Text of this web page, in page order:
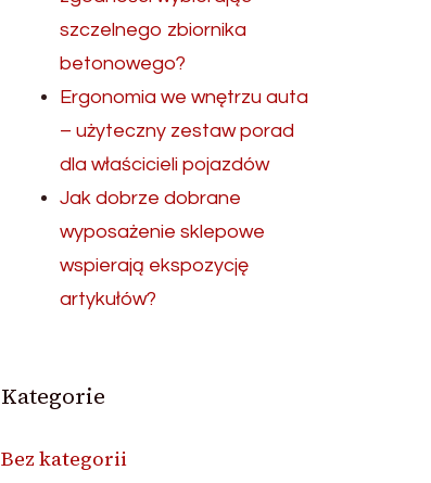
szczelnego zbiornika
betonowego?
Ergonomia we wnętrzu auta
– użyteczny zestaw porad
dla właścicieli pojazdów
Jak dobrze dobrane
wyposażenie sklepowe
wspierają ekspozycję
artykułów?
Kategorie
Bez kategorii